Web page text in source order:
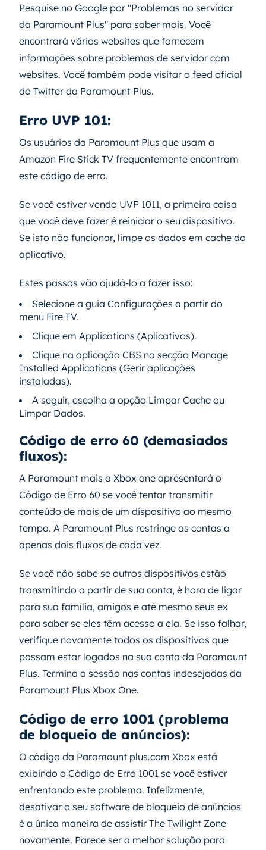
Pesquise no Google por "Problemas no servidor
da Paramount Plus" para saber mais. Você
encontrará vários websites que fornecem
informações sobre problemas de servidor com
websites. Você também pode visitar o feed oficial
do Twitter da Paramount Plus.
Erro UVP 101:
Os usuários da Paramount Plus que usam a
Amazon Fire Stick TV frequentemente encontram
este código de erro.
Se você estiver vendo UVP 1011, a primeira coisa
que você deve fazer é reiniciar o seu dispositivo.
Se isto não funcionar, limpe os dados em cache do
aplicativo.
Estes passos vão ajudá-lo a fazer isso:
Selecione a guia Configurações a partir do
menu Fire TV.
Clique em Applications (Aplicativos).
Clique na aplicação CBS na secção Manage
Installed Applications (Gerir aplicações
instaladas).
A seguir, escolha a opção Limpar Cache ou
Limpar Dados.
Código de erro 60 (demasiados
fluxos):
A Paramount mais a Xbox one apresentará o
Código de Erro 60 se você tentar transmitir
conteúdo de mais de um dispositivo ao mesmo
tempo. A Paramount Plus restringe as contas a
apenas dois fluxos de cada vez.
Se você não sabe se outros dispositivos estão
transmitindo a partir de sua conta, é hora de ligar
para sua família, amigos e até mesmo seus ex
para saber se eles têm acesso a ela. Se isso falhar,
verifique novamente todos os dispositivos que
possam estar logados na sua conta da Paramount
Plus. Termina a sessão nas contas indesejadas da
Paramount Plus Xbox One.
Código de erro 1001 (problema
de bloqueio de anúncios):
O código da Paramount plus.com Xbox está
exibindo o Código de Erro 1001 se você estiver
enfrentando este problema. Infelizmente,
desativar o seu software de bloqueio de anúncios
é a única maneira de assistir The Twilight Zone
novamente. Parece ser a melhor solução para